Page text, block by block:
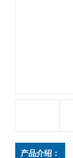
产品介绍：